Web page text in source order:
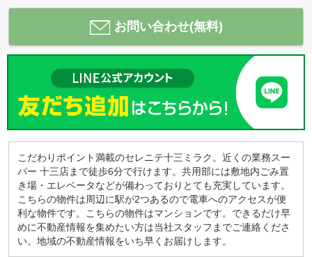
お問い合わせ(無料)
こだわりポイント満載のセレニテ十三ミラク。近くの業務スー
パー 十三店まで徒歩6分で行けます。共用部には敷地内ごみ置
き場・エレベータなどが備わっておりとても充実しています。
こちらの物件は周辺に駅が2つあるので電車へのアクセスが便
利な物件です。こちらの物件はマンションです。できるだけ早
めに不動産情報を集めたい方は当社スタッフまでご連絡くださ
い。地域の不動産情報をいち早くお届けします。